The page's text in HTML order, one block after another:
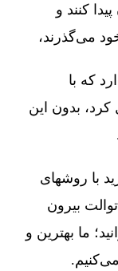
کنند و
می‌گذرند،
که با
بدون این
با روشهای
بیرون
ما بهترین و